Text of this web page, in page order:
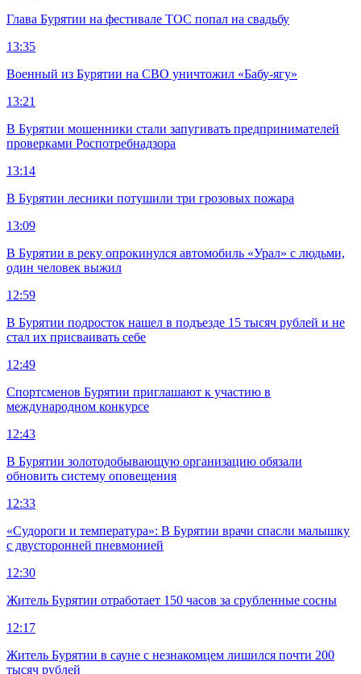
Глава Бурятии на фестивале ТОС попал на свадьбу
13:35
Военный из Бурятии на СВО уничтожил «Бабу-ягу»
13:21
В Бурятии мошенники стали запугивать предпринимателей
проверками Роспотребнадзора
13:14
В Бурятии лесники потушили три грозовых пожара
13:09
В Бурятии в реку опрокинулся автомобиль «Урал» с людьми,
один человек выжил
12:59
В Бурятии подросток нашел в подъезде 15 тысяч рублей и не
стал их присваивать себе
12:49
Спортсменов Бурятии приглашают к участию в
международном конкурсе
12:43
В Бурятии золотодобывающую организацию обязали
обновить систему оповещения
12:33
«Судороги и температура»: В Бурятии врачи спасли малышку
с двусторонней пневмонией
12:30
Житель Бурятии отработает 150 часов за срубленные сосны
12:17
Житель Бурятии в сауне с незнакомцем лишился почти 200
тысяч рублей